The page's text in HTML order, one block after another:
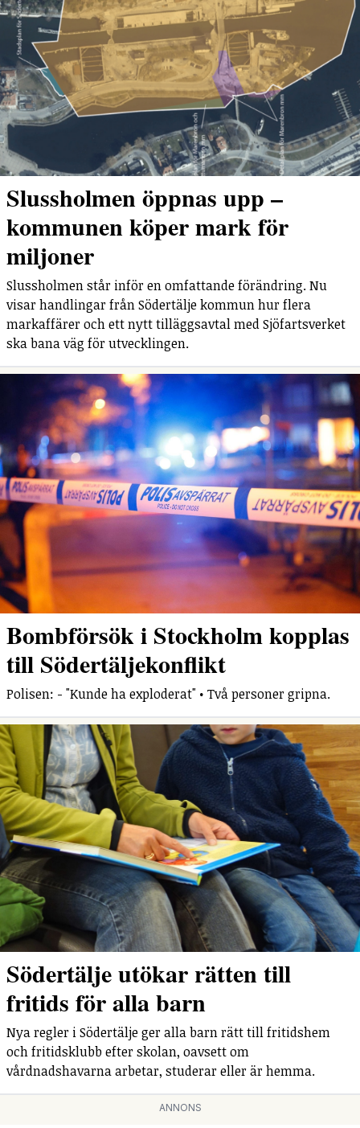
Slussholmen öppnas upp –
kommunen köper mark för
miljoner
Slussholmen står inför en omfattande förändring. Nu
visar handlingar från Södertälje kommun hur flera
markaffärer och ett nytt tilläggsavtal med Sjöfartsverket
ska bana väg för utvecklingen.
Bombförsök i Stockholm kopplas
till Södertäljekonflikt
Polisen: - "Kunde ha exploderat" • Två personer gripna.
Södertälje utökar rätten till
fritids för alla barn
Nya regler i Södertälje ger alla barn rätt till fritidshem
och fritidsklubb efter skolan, oavsett om
vårdnadshavarna arbetar, studerar eller är hemma.
ANNONS